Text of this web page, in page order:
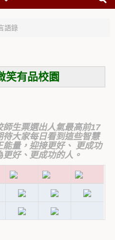
語錄
笑有品校園
生票選出人氣最高前17
大家每日看到這些智慧
量，迎接更好、 更成功
好、更成功的人。